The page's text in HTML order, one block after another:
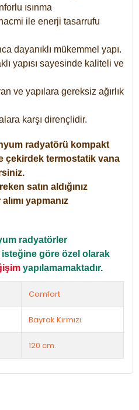
ısınma
ile enerji tasarrufu
dayanıklı mükemmel yapı.
yapısı sayesinde kaliteli ve
ve yapılara gereksiz ağırlık
karşı dirençlidir.
radyatörü kompakt
çekirdek termostatik vana
satın aldığınız
yapmanız
radyatörler
göre özel olarak
yapılamamaktadır.
Comfort
Bayrak Kırmızı
120 cm.